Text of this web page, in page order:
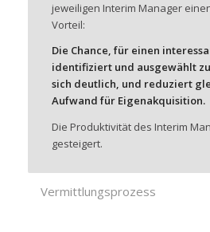
jeweiligen Interim Manager
Vorteil:
Die Chance, für einen
identifiziert und ausgewählt
sich deutlich, und reduziert
Aufwand für Eigenakquisition.
Die Produktivität des Interim
gesteigert.
Vermittlungsprozess